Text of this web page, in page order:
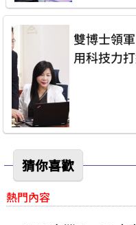
雙博士領軍，
用科技力
猜你喜歡
熱門內容